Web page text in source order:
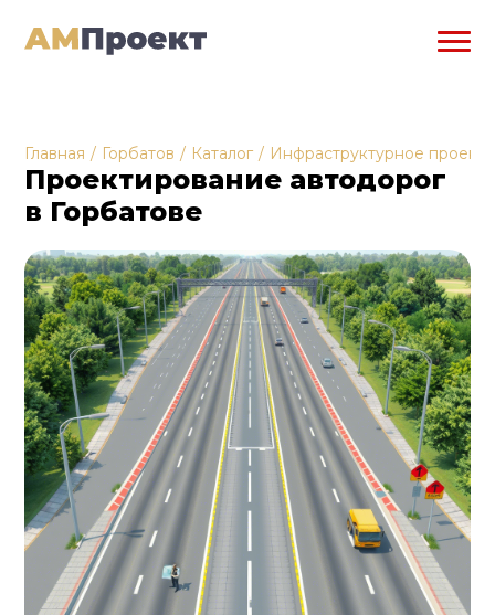
Главная / Горбатов / Каталог / Инфраструктурное
Проектирование автодорог
в Горбатове